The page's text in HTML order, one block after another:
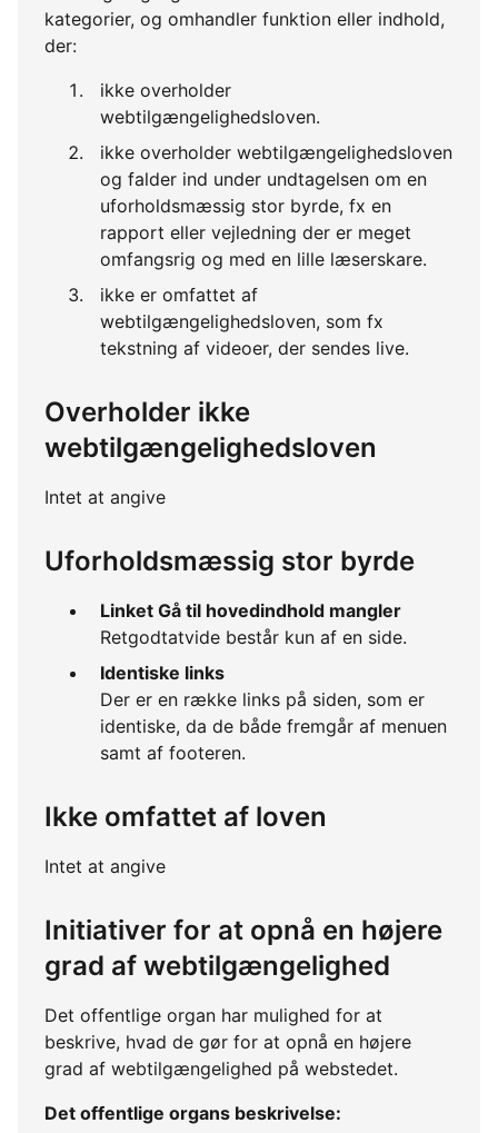
kategorier, og omhandler funktion eller indhold,
der:
ikke overholder
webtilgængelighedsloven.
ikke overholder webtilgængelighedsloven
og falder ind under undtagelsen om en
uforholdsmæssig stor byrde, fx en
rapport eller vejledning der er meget
omfangsrig og med en lille læserskare.
ikke er omfattet af
webtilgængelighedsloven, som fx
tekstning af videoer, der sendes live.
Overholder ikke
webtilgængelighedsloven
Intet at angive
Uforholdsmæssig stor byrde
Linket Gå til hovedindhold mangler
Retgodtatvide består kun af en side.
Identiske links
Der er en række links på siden, som er
identiske, da de både fremgår af menuen
samt af footeren.
Ikke omfattet af loven
Intet at angive
Initiativer for at opnå en højere
grad af webtilgængelighed
Det offentlige organ har mulighed for at
beskrive, hvad de gør for at opnå en højere
grad af webtilgængelighed på webstedet.
Det offentlige organs beskrivelse: